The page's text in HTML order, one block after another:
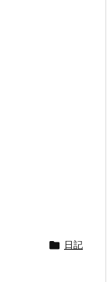
 日記